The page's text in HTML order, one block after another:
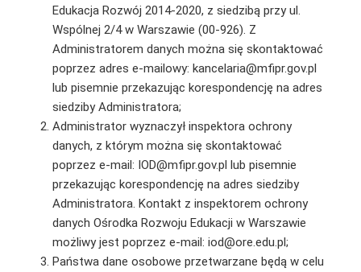
Edukacja Rozwój 2014-2020, z siedzibą przy ul.
Wspólnej 2/4 w Warszawie (00-926). Z
Administratorem danych można się skontaktować
poprzez adres e-mailowy: kancelaria@mfipr.gov.pl
lub pisemnie przekazując korespondencję na adres
siedziby Administratora;
Administrator wyznaczył inspektora ochrony
danych, z którym można się skontaktować
poprzez e-mail: IOD@mfipr.gov.pl lub pisemnie
przekazując korespondencję na adres siedziby
Administratora. Kontakt z inspektorem ochrony
danych Ośrodka Rozwoju Edukacji w Warszawie
możliwy jest poprzez e-mail: iod@ore.edu.pl;
Państwa dane osobowe przetwarzane będą w celu